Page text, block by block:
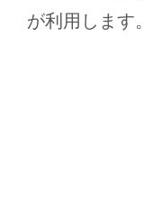
が利用します